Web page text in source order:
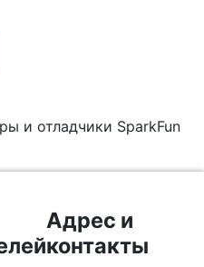
и отладчики SparkFun
Адрес и
контакты